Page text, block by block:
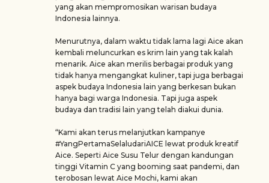
yang akan mempromosikan warisan budaya
Indonesia lainnya.
Menurutnya, dalam waktu tidak lama lagi Aice akan
kembali meluncurkan es krim lain yang tak kalah
menarik. Aice akan merilis berbagai produk yang
tidak hanya mengangkat kuliner, tapi juga berbagai
aspek budaya Indonesia lain yang berkesan bukan
hanya bagi warga Indonesia. Tapi juga aspek
budaya dan tradisi lain yang telah diakui dunia.
“Kami akan terus melanjutkan kampanye
#YangPertamaSelaludariAICE lewat produk kreatif
Aice. Seperti Aice Susu Telur dengan kandungan
tinggi Vitamin C yang booming saat pandemi, dan
terobosan lewat Aice Mochi, kami akan